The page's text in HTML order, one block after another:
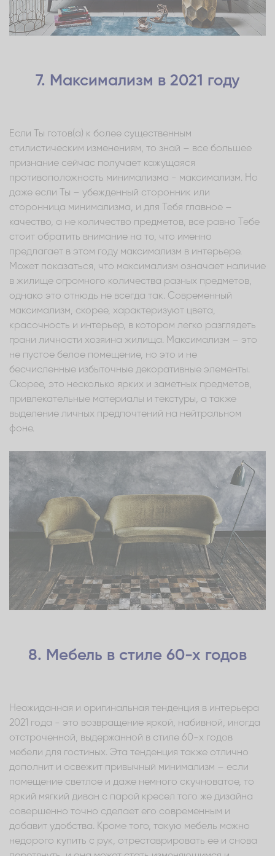
7. Максимализм в 2021 году
Если Ты готов(а) к более существенным
стилистическим изменениям, то знай – все большее
признание сейчас получает кажущаяся
противоположность минимализма - максимализм. Но
даже если Ты – убежденный сторонник или
сторонница минимализма, и для Тебя главное –
качество, а не количество предметов, все равно Тебе
стоит обратить внимание на то, что именно
предлагает в этом году максимализм в интерьере.
Может показаться, что максимализм означает наличие
в жилище огромного количества разных предметов,
однако это отнюдь не всегда так. Современный
максимализм, скорее, характеризуют цвета,
красочность и интерьер, в котором легко разглядеть
грани личности хозяина жилища. Максимализм – это
не пустое белое помещение, но это и не
бесчисленные избыточные декоративные элементы.
Скорее, это несколько ярких и заметных предметов,
привлекательные материалы и текстуры, а также
выделение личных предпочтений на нейтральном
фоне.
8. Мебель в стиле 60-х годов
Неожиданная и оригинальная тенденция в интерьера
2021 года - это возвращение яркой, набивной, иногда
отстроченной, выдержанной в стиле 60-х годов
мебели для гостиных. Эта тенденция также отлично
дополнит и освежит привычный минимализм – если
помещение светлое и даже немного скучноватое, то
яркий мягкий диван с парой кресел того же дизайна
совершенно точно сделает его современным и
добавит удобства. Кроме того, такую мебель можно
недорого купить с рук, отреставрировать ее и снова